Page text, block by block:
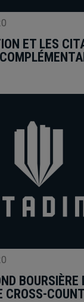
ET LES
BOURSIÈRE
CROSS-